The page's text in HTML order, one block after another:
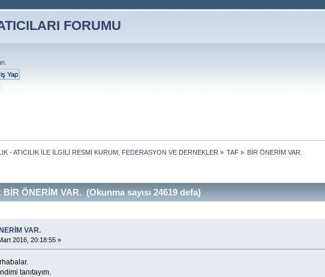
- ATICILIK İLE İLGİLİ RESMİ KURUM, FEDERASYON VE DERNEKLER » TAF » BİR ÖNERİM VAR.
BİR ÖNERİM VAR. (Okunma sayısı 24619 defa)
VAR.
2016, 20:18:55 »
tanıtayım.